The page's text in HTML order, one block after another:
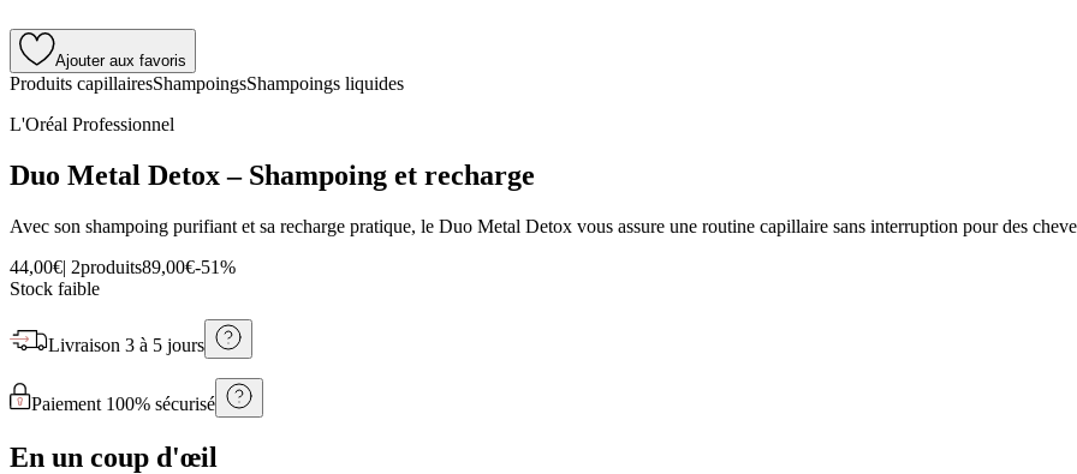
Ajouter aux favoris
Produits capillairesShampoingsShampoings liquides
L'Oréal Professionnel
Duo Metal Detox – Shampoing et recharge
Avec son shampoing purifiant et sa recharge pratique, le Duo Metal Detox vous assure une routine capillaire sans interruption pour des
44,00€| 2produits89,00€-51%
Stock faible
Livraison 3 à 5 jours
Paiement 100% sécurisé
En un coup d'œil